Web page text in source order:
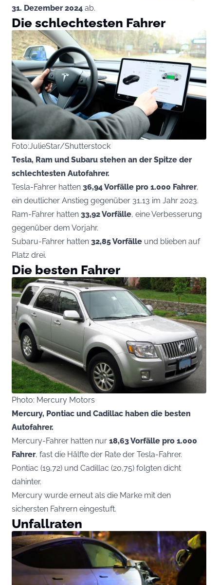
31. Dezember 2024 ab.
Die schlechtesten Fahrer
Foto:JulieStar/Shutterstock
Tesla, Ram und Subaru stehen an der Spitze der
schlechtesten Autofahrer.
Tesla-Fahrer hatten 36,94 Vorfälle pro 1.000 Fahrer,
ein deutlicher Anstieg gegenüber 31,13 im Jahr 2023.
Ram-Fahrer hatten 33,92 Vorfälle, eine Verbesserung
gegenüber dem Vorjahr.
Subaru-Fahrer hatten 32,85 Vorfälle und blieben auf
Platz drei.
Die besten Fahrer
Photo: Mercury Motors
Mercury, Pontiac und Cadillac haben die besten
Autofahrer.
Mercury-Fahrer hatten nur 18,63 Vorfälle pro 1.000
Fahrer, fast die Hälfte der Rate der Tesla-Fahrer.
Pontiac (19,72) und Cadillac (20,75) folgten dicht
dahinter.
Mercury wurde erneut als die Marke mit den
sichersten Fahrern eingestuft.
Unfallraten